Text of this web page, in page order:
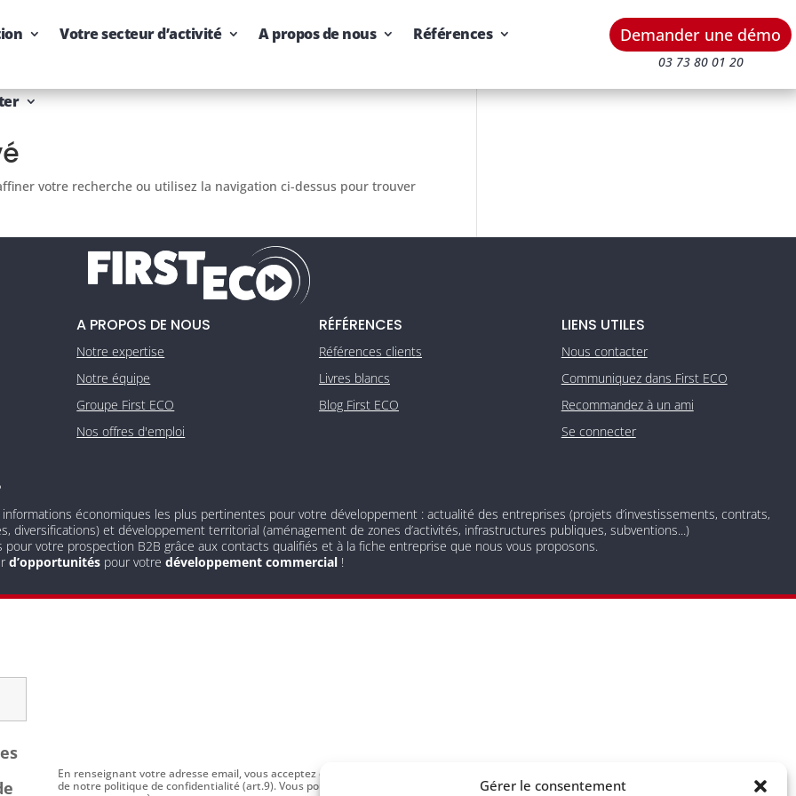
Gérer le consentement
Votre secteur d’activité A propos de nous Références Demander une démo
03 73 80 01 20
votre recherche ou utilisez la navigation ci-dessus pour trouver
A PROPOS DE NOUS
Notre expertise
Notre équipe
Groupe First ECO
Nos offres d'emploi
RÉFÉRENCES
Références clients
Livres blancs
Blog First ECO
LIENS UTILES
Nous contacter
Communiquez dans First ECO
Recommandez à un ami
Se connecter
économiques les plus pertinentes pour votre développement : actualité des entreprises (projets d’investissements, contrats,
diversifications) et développement territorial (aménagement de zones d’activités, infrastructures publiques, subventions...)
votre prospection B2B grâce aux contacts qualifiés et à la fiche entreprise que nous vous proposons.
d’opportunités pour votre développement commercial !
En renseignant votre adresse email, vous acceptez de recevoir par newsletter nos derniers articles de blog et prenez connaissance
de notre politique de confidentialité (art.9). Vous pouvez vous désinscrire à tout moment à l’aide des liens de désinscription ou en